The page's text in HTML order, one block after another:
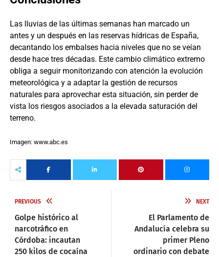
Las lluvias de las últimas semanas han marcado un
antes y un después en las reservas hídricas de España,
decantando los embalses hacia niveles que no se veían
desde hace tres décadas. Este cambio climático extremo
obliga a seguir monitorizando con atención la evolución
meteorológica y a adaptar la gestión de recursos
naturales para aprovechar esta situación, sin perder de
vista los riesgos asociados a la elevada saturación del
terreno.
Imagen: www.abc.es
PREVIOUS
Golpe histórico al
narcotráfico en
Córdoba: incautan
250 kilos de cocaína
NEXT
El Parlamento de
Andalucía celebra su
primer Pleno
ordinario con debate